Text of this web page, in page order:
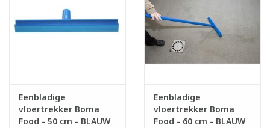
Eenbladige
vloertrekker Boma
Food - 50 cm - BLAUW
Eenbladige
vloertrekker Boma
Food - 60 cm - BLAUW